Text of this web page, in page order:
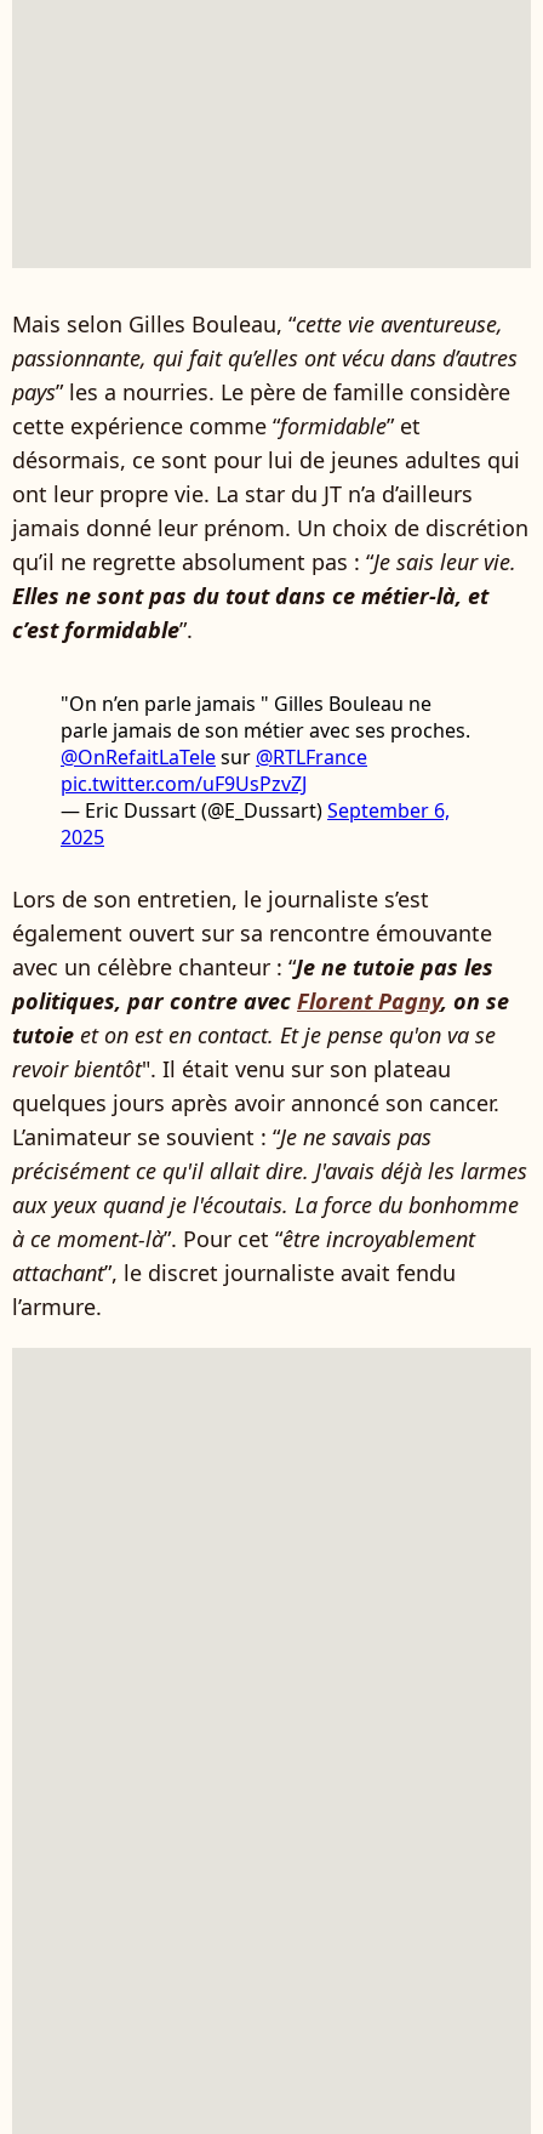
Mais selon Gilles Bouleau, “cette vie aventureuse,
passionnante, qui fait qu’elles ont vécu dans d’autres
pays” les a nourries. Le père de famille considère
cette expérience comme “formidable” et
désormais, ce sont pour lui de jeunes adultes qui
ont leur propre vie. La star du JT n’a d’ailleurs
jamais donné leur prénom. Un choix de discrétion
qu’il ne regrette absolument pas : “Je sais leur vie.
Elles ne sont pas du tout dans ce métier-là, et
c’est formidable”.
"On n’en parle jamais " Gilles Bouleau ne
parle jamais de son métier avec ses proches.
@OnRefaitLaTelesur @RTLFrance
pic.twitter.com/uF9UsPzvZJ
— Eric Dussart (@E_Dussart)September 6,
2025
Lors de son entretien, le journaliste s’est
également ouvert sur sa rencontre émouvante
avec un célèbre chanteur : “Je ne tutoie pas les
politiques, par contre avec Florent Pagny, on se
tutoie et on est en contact. Et je pense qu'on va se
revoir bientôt". Il était venu sur son plateau
quelques jours après avoir annoncé son cancer.
L’animateur se souvient : “Je ne savais pas
précisément ce qu'il allait dire. J'avais déjà les larmes
aux yeux quand je l'écoutais. La force du bonhomme
à ce moment-là”. Pour cet “être incroyablement
attachant”, le discret journaliste avait fendu
l’armure.